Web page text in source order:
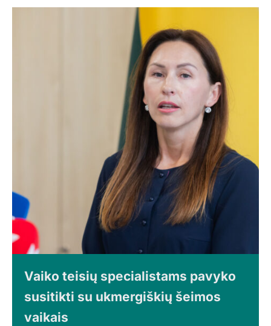
Vaiko teisių specialistams pavyko
susitikti su ukmergiškių šeimos
vaikais